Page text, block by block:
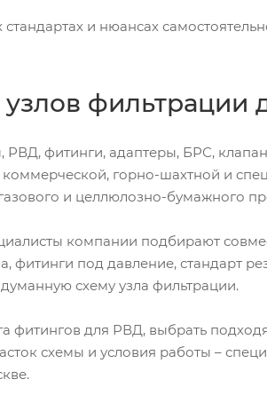
и нюансах
фильтрации
фитинги, адаптеры, БРС,
горно-шахтной и
и целлюлозно-бумажного
компании подбирают
фитинги под давление, стандарт
схему узла фильтрации.
фитингов для РВД, выбрать
схемы и условия работы –